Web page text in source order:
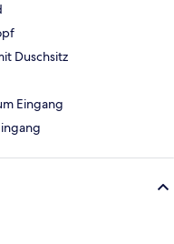
Duschsitz
Eingang